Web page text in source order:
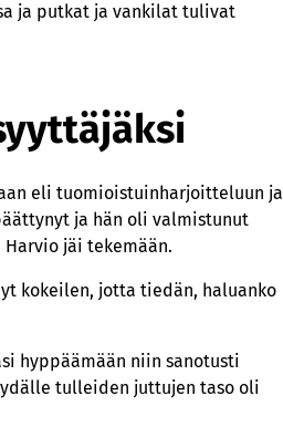
ja putkat ja vankilat tulivat
eli tuomioistuinharjoitteluun ja
ja hän oli valmistunut
jäi tekemään.
kokeilen, jotta tiedän, haluanko
hyppäämään niin sanotusti
tulleiden juttujen taso oli